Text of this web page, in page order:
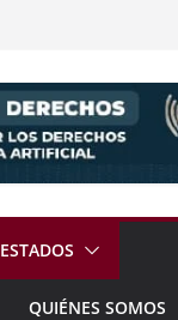
ESTADOS
QUIÉNES SOMOS